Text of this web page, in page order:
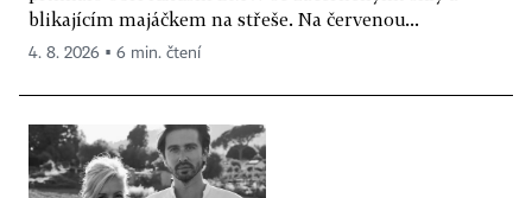
blikajícím majáčkem na střeše. Na červenou...
4. 8. 2026 ▪ 6 min. čtení